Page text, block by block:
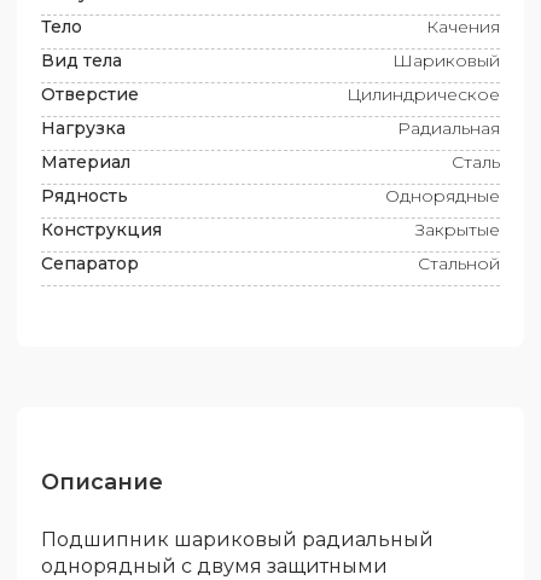
Тело
Качения
Вид тела
Шариковый
Отверстие
Цилиндрическое
Нагрузка
Радиальная
Материал
Сталь
Рядность
Однорядные
Конструкция
Закрытые
Сепаратор
Стальной
Описание
Подшипник шариковый радиальный
однорядный с двумя защитными